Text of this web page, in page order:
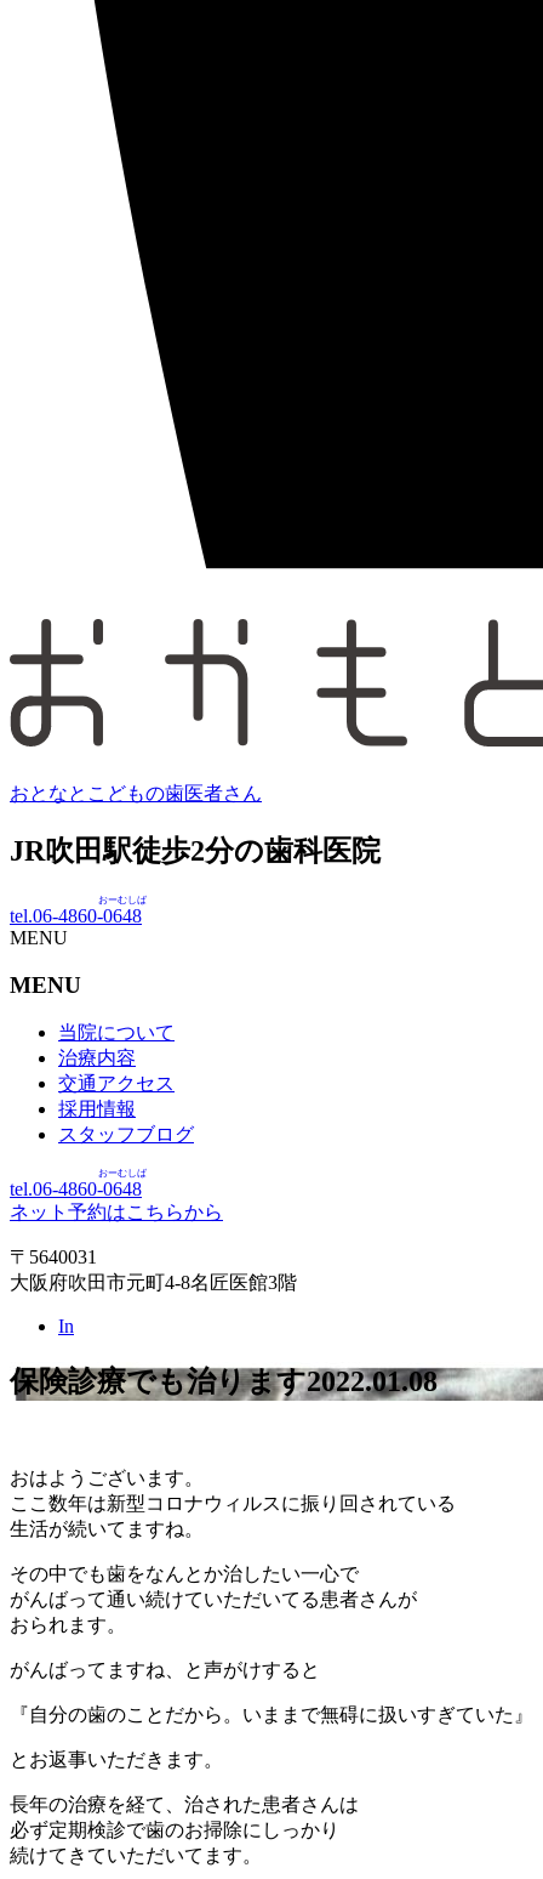
おとなとこどもの歯医者さん
JR吹田駅徒歩2分の歯科医院
tel.06-4860-0648
おーむしば
MENU
MENU
当院について
治療内容
交通アクセス
採用情報
スタッフブログ
tel.06-4860-0648
おーむしば
ネット予約はこちらから
〒5640031
大阪府吹田市元町4-8名匠医館3階
In
保険診療でも治ります2022.01.08
おはようございます。
ここ数年は新型コロナウィルスに振り回されている
生活が続いてますね。
その中でも歯をなんとか治したい一心で
がんばって通い続けていただいてる患者さんが
おられます。
がんばってますね、と声がけすると
『自分の歯のことだから。いままで無碍に扱いすぎていた』
とお返事いただきます。
長年の治療を経て、治された患者さんは
必ず定期検診で歯のお掃除にしっかり
続けてきていただいてます。